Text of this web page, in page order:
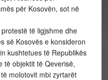
për Kosovën, sot në
të ligjshme dhe
së Kosovës e konsideron
kushtetues të Republikës
të objektit të Qeverisë,
molotovit mbi zyrtarët